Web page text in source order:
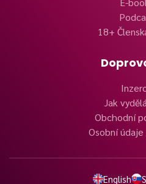
18+
Jak
Obchodní
Osobní
English